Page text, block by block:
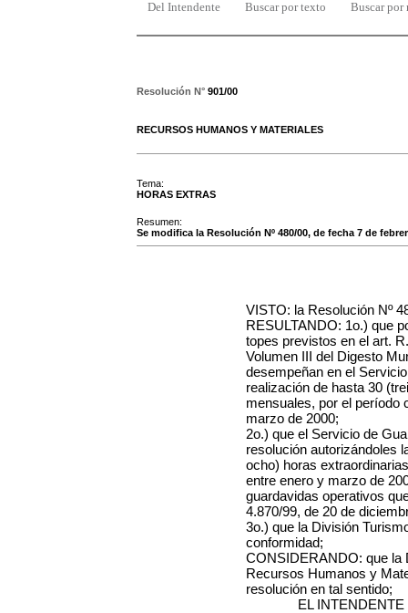
Del Intendente Buscar por texto Buscar por
Resolución N° 901/00
RECURSOS HUMANOS Y MATERIALES
Tema:
HORAS EXTRAS
Resumen:
Se modifica la Resolución Nº 480/00, de fecha 7 de
VISTO: la Resolución Nº
RESULTANDO: 1o.) que
topes previstos en el art.
Volumen III del Digesto
desempeñan en el
realización de hasta 30
mensuales, por el período
marzo de 2000;
2o.) que el Servicio de
resolución autorizándoles
ocho) horas
entre enero y marzo de
guardavidas operativos
4.870/99, de 20 de
3o.) que la División
conformidad;
CONSIDERANDO: que la
Recursos Humanos y
resolución en tal sentido;
EL